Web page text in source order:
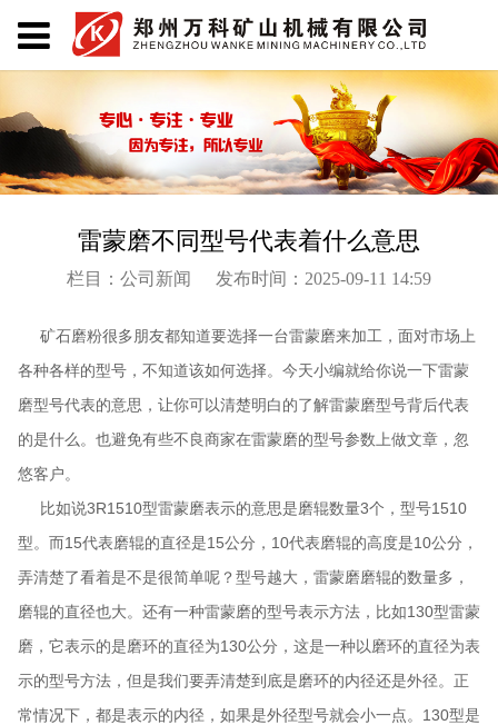
雷蒙磨不同型号代表着什么意思
栏目：公司新闻 发布时间：2025-09-11 14:59
矿石磨粉很多朋友都知道要选择一台雷蒙磨来加工，面对市场上
各种各样的型号，不知道该如何选择。今天小编就给你说一下雷蒙
磨型号代表的意思，让你可以清楚明白的了解雷蒙磨型号背后代表
的是什么。也避免有些不良商家在雷蒙磨的型号参数上做文章，忽
悠客户。
比如说3R1510型雷蒙磨表示的意思是磨辊数量3个，型号1510
型。而15代表磨辊的直径是15公分，10代表磨辊的高度是10公分，
弄清楚了看着是不是很简单呢？型号越大，雷蒙磨磨辊的数量多，
磨辊的直径也大。还有一种雷蒙磨的型号表示方法，比如130型雷蒙
磨，它表示的是磨环的直径为130公分，这是一种以磨环的直径为表
示的型号方法，但是我们要弄清楚到底是磨环的内径还是外径。正
常情况下，都是表示的内径，如果是外径型号就会小一点。130型是